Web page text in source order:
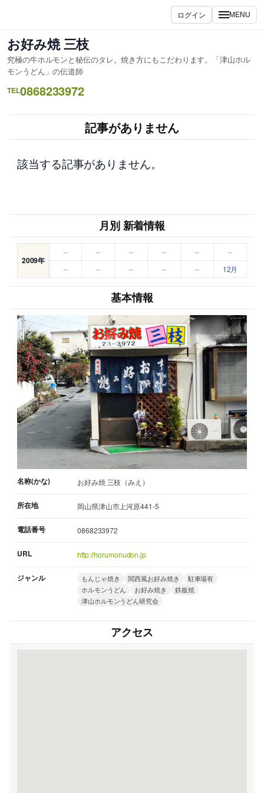
ス
キ
ッ
プ
ログイン MENU
お好み焼 三枝
究極の牛ホルモンと秘伝のタレ。焼き方にもこだわります。「津山ホル
モンうどん」の伝道師
TEL0868233972
記事がありません
該当する記事がありません。
月別 新着情報
2009年
– – – – –
–
–
– – – – 12月
基本情報
名称(かな) お好み焼 三枝（みえ）
所在地 岡山県津山市上河原441-5
電話番号 0868233972
URL http://horumonudon.jp
ジャンル もんじゃ焼き 関西風お好み焼き
駐車場有
ホルモンうどん
お好み焼き
鉄板焼
津山ホルモンうどん研究会
アクセス